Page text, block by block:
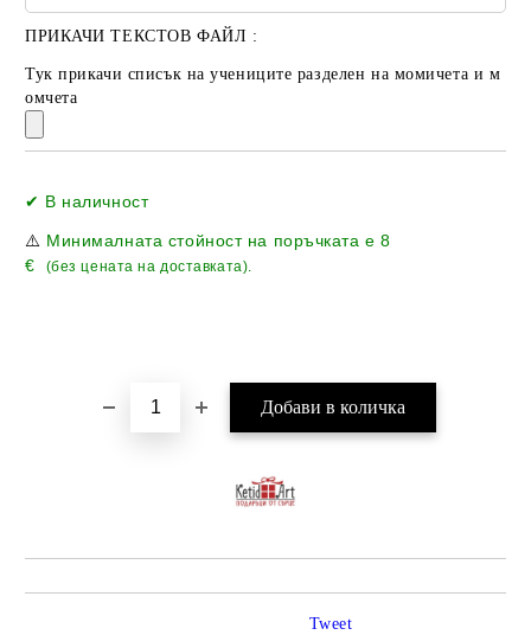
ПРИКАЧИ ТЕКСТОВ ФАЙЛ :
Тук прикачи списък на учениците разделен на момичета и м
омчета
✔ В наличност
⚠️ Минималната стойност на поръчката е8
€
(без цената на доставката).
Tweet